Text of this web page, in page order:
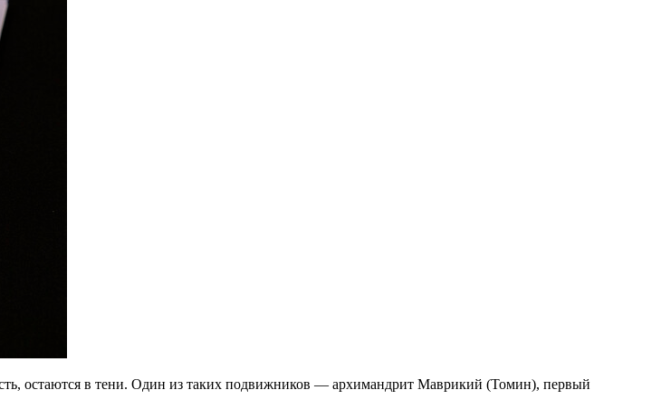
остаются в тени. Один из таких подвижников — архимандрит Маврикий (Томин), первый